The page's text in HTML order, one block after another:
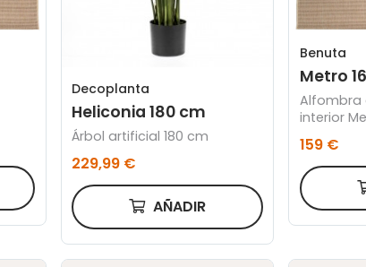
Decoplanta
Heliconia 180 cm
Árbol artificial 180 cm
229,99 €
AÑADIR
Benuta
Metro
Alfombra
interior
159 €